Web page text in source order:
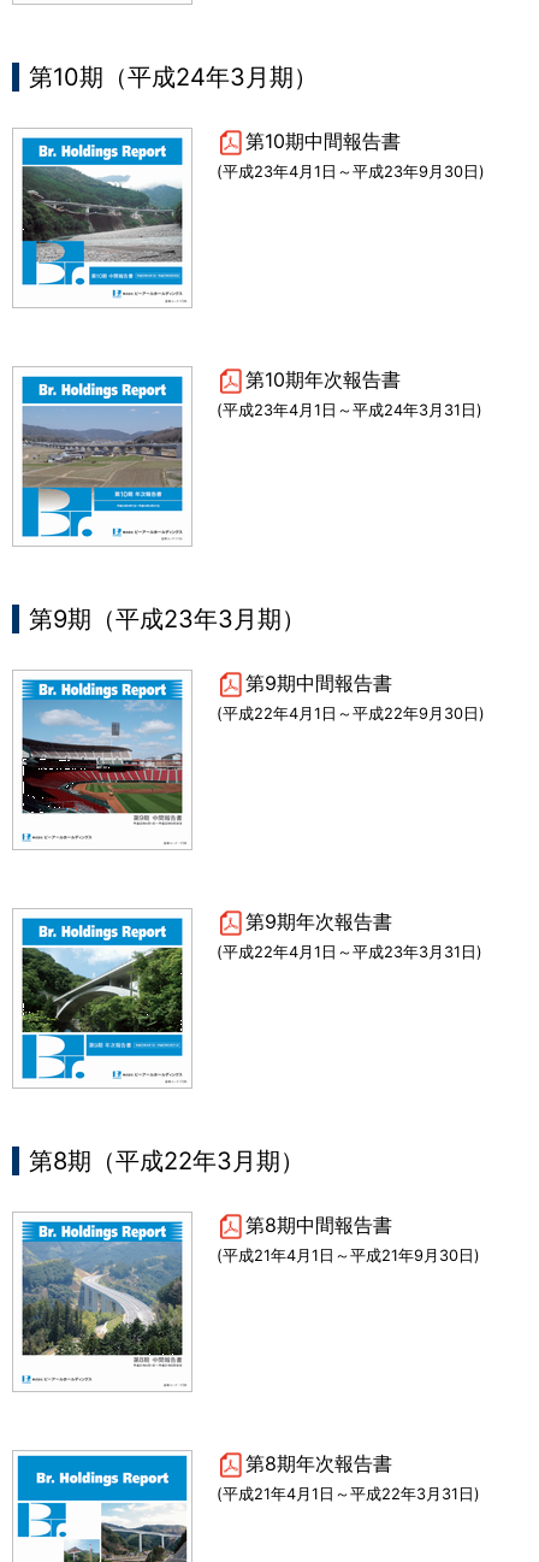
第10期（平成24年3月期）
第10期中間報告書
(平成23年4月1日～平成23年9月30日)
第10期年次報告書
(平成23年4月1日～平成24年3月31日)
第9期（平成23年3月期）
第9期中間報告書
(平成22年4月1日～平成22年9月30日)
第9期年次報告書
(平成22年4月1日～平成23年3月31日)
第8期（平成22年3月期）
第8期中間報告書
(平成21年4月1日～平成21年9月30日)
第8期年次報告書
(平成21年4月1日～平成22年3月31日)